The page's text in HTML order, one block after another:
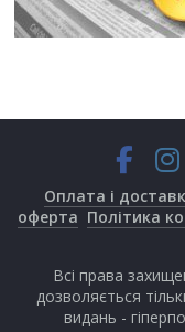
Оплата і
оферта Політика
Всі права
дозволяється
видань -